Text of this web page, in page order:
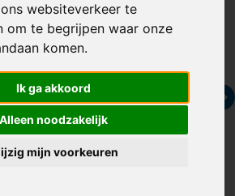
websiteverkeer te
om te begrijpen waar onze
komen.
Ik ga akkoord
Alleen noodzakelijk
mijn voorkeuren